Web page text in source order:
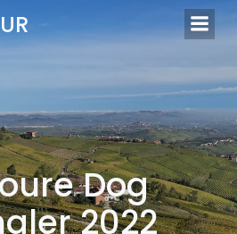
Dog
2022